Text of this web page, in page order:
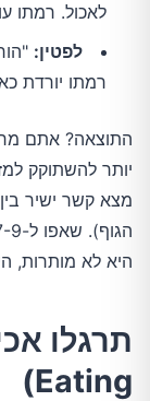
לאכול. רמתו
לפטין:
רמתו יורדת
התוצאה? אתם
יותר להשתוקק
היא לא מותרות,
Eating)